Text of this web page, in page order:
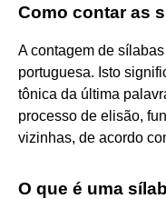
Como contar as
A contagem de
portuguesa. Isto
tônica da última
processo de elisão,
vizinhas, de acordo
O que é uma